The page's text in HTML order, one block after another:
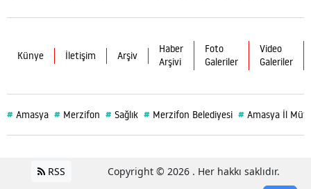
Künye İletişim Arşiv
Haber
Arşivi
Foto
Galeriler
Video
Galeriler
# Amasya # Merzifon # Sağlık # Merzifon Belediyesi # Amasya İl
RSS Copyright © 2026 . Her hakkı saklıdır.